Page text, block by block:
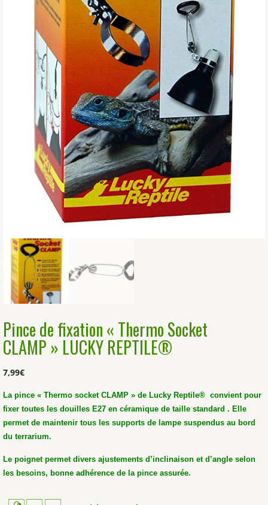
Pince de fixation « Thermo Socket
CLAMP » LUCKY REPTILE®
7,99€
La pince « Thermo socket CLAMP » de Lucky Reptile® convient pour
fixer toutes les douilles E27 en céramique de taille standard . Elle
permet de maintenir tous les supports de lampe suspendus au bord
du terrarium.
Le poignet permet divers ajustements d’inclinaison et d’angle selon
les besoins, bonne adhérence de la pince assurée.